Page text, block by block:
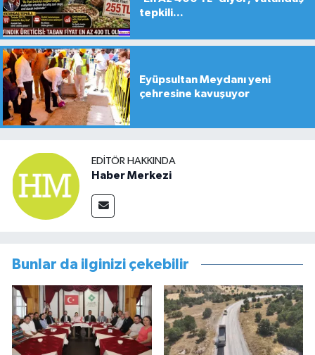
tepkili...
Eyüpsultan Meydanı yeni
çehresine kavuşuyor
EDITÖR HAKKINDA
Haber Merkezi
Bunlar da ilginizi çekebilir